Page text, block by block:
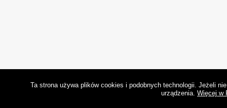
Ta strona używa plików cookies i podobnych technologii. Jeżeli
urządzenia. Więcej w